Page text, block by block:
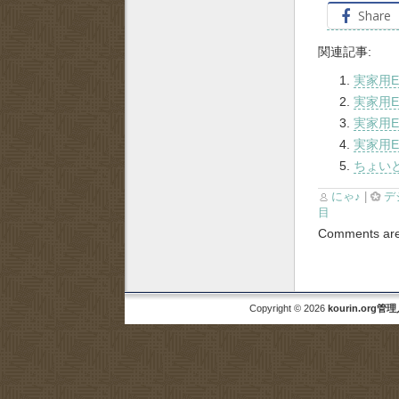
Share
関連記事:
実家用
実家用
実家用
実家用
ちょい
にゃ♪ |
デ
目
Comments
Copyright © 2026 kourin.org管理